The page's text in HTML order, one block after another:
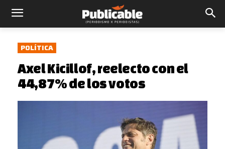
POLÍTICA
Axel Kicillof, reelecto con el
44,87% de los votos